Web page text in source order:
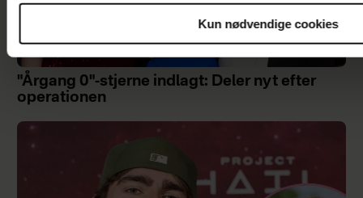
Kun nødvendige cookies
"Årgang 0"-stjerne indlagt: Deler nyt efter
operationen